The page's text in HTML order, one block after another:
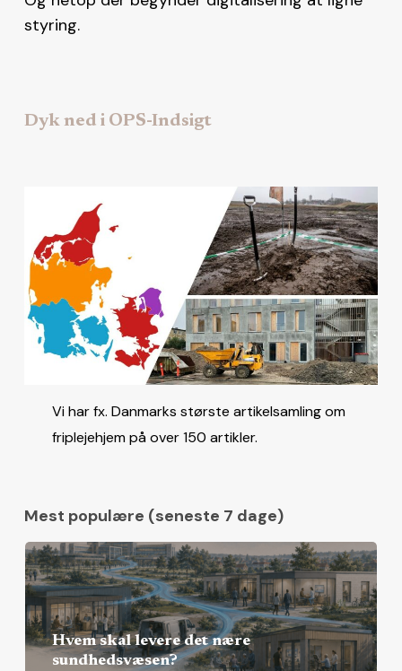
styring.
Dyk ned i OPS-Indsigt
Vi har fx. Danmarks største artikelsamling om
friplejehjem på over 150 artikler.
Mest populære (seneste 7 dage)
Hvem skal levere det nære
sundhedsvæsen?